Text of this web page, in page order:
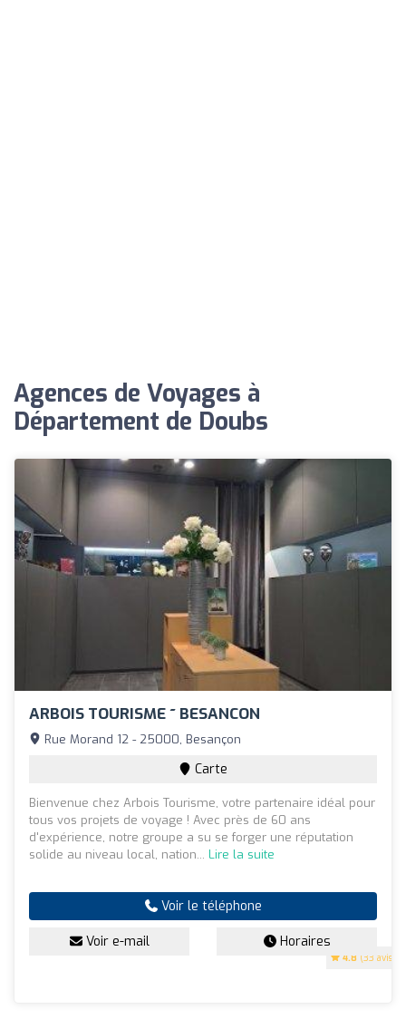
Agences de Voyages à
Département de Doubs
ARBOIS TOURISME ~ BESANCON
4.8 (33 avis)
Rue Morand 12 - 25000, Besançon
Carte
Bienvenue chez Arbois Tourisme, votre partenaire idéal pour
tous vos projets de voyage ! Avec près de 60 ans
d'expérience, notre groupe a su se forger une réputation
solide au niveau local, nation... Lire la suite
Voir le téléphone
Voir e-mail Horaires